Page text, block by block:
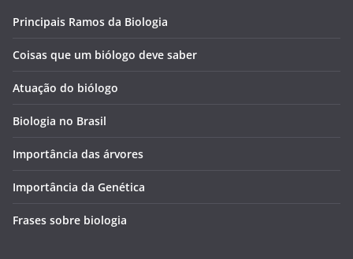
Principais Ramos da Biologia
Coisas que um biólogo deve saber
Atuação do biólogo
Biologia no Brasil
Importância das árvores
Importância da Genética
Frases sobre biologia